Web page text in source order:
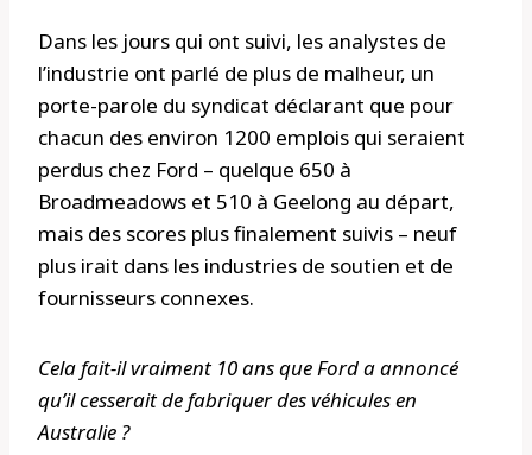
Dans les jours qui ont suivi, les analystes de
l’industrie ont parlé de plus de malheur, un
porte-parole du syndicat déclarant que pour
chacun des environ 1200 emplois qui seraient
perdus chez Ford – quelque 650 à
Broadmeadows et 510 à Geelong au départ,
mais des scores plus finalement suivis – neuf
plus irait dans les industries de soutien et de
fournisseurs connexes.
Cela fait-il vraiment 10 ans que Ford a annoncé
qu’il cesserait de fabriquer des véhicules en
Australie ?